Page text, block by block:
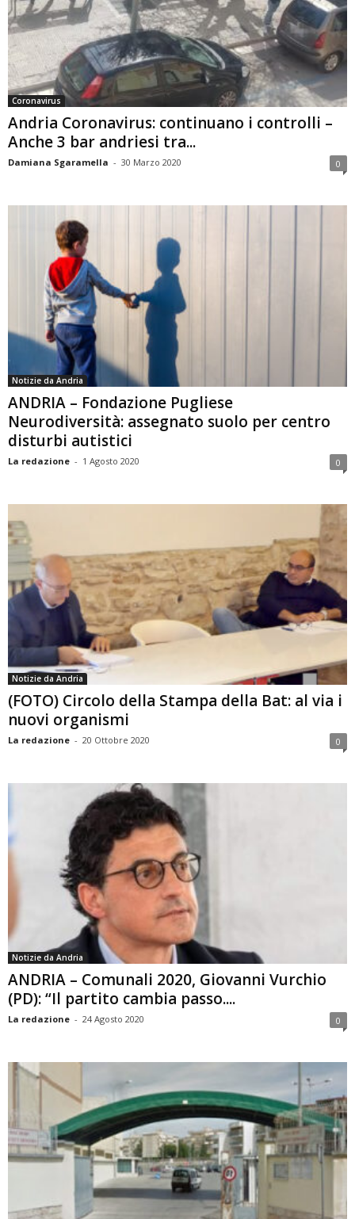
Coronavirus
Andria Coronavirus: continuano i controlli –
Anche 3 bar andriesi tra...
Damiana Sgaramella - 30 Marzo 2020 0
Notizie da Andria
ANDRIA – Fondazione Pugliese
Neurodiversità: assegnato suolo per centro
disturbi autistici
La redazione - 1 Agosto 2020 0
Notizie da Andria
(FOTO) Circolo della Stampa della Bat: al via i
nuovi organismi
La redazione - 20 Ottobre 2020 0
Notizie da Andria
ANDRIA – Comunali 2020, Giovanni Vurchio
(PD): “Il partito cambia passo....
La redazione - 24 Agosto 2020 0